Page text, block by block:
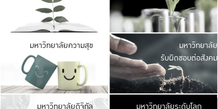
เป็นป่าในเมือง เกษต
มหาวิทยาลัยความสุข มหาวิ
ค
เปิดประ
และพบเรื่องราวใ
มหาวิทยาลัย
รับผิดชอบต่อสังคม
มหาวิทยาลัยดิจิทัล มหาวิ
มหาวิทยาลัยระดับโลก